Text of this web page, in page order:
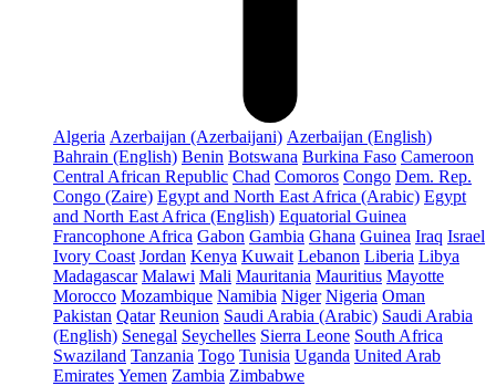
Algeria Azerbaijan (Azerbaijani) Azerbaijan (English)
Bahrain (English) Benin Botswana Burkina Faso Cameroon
Central African Republic Chad Comoros Congo Dem. Rep.
Congo (Zaire) Egypt and North East Africa (Arabic) Egypt
and North East Africa (English) Equatorial Guinea
Francophone Africa Gabon Gambia Ghana Guinea Iraq Israel
Ivory Coast Jordan Kenya Kuwait Lebanon Liberia Libya
Madagascar Malawi Mali Mauritania Mauritius Mayotte
Morocco Mozambique Namibia Niger Nigeria Oman
Pakistan Qatar Reunion Saudi Arabia (Arabic) Saudi Arabia
(English) Senegal Seychelles Sierra Leone South Africa
Swaziland Tanzania Togo Tunisia Uganda United Arab
Emirates Yemen Zambia Zimbabwe